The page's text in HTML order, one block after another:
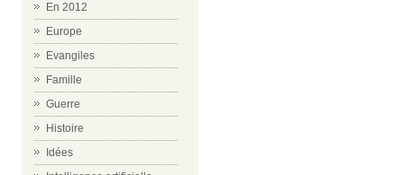
En 2012
Europe
Evangiles
Famille
Guerre
Histoire
Idées